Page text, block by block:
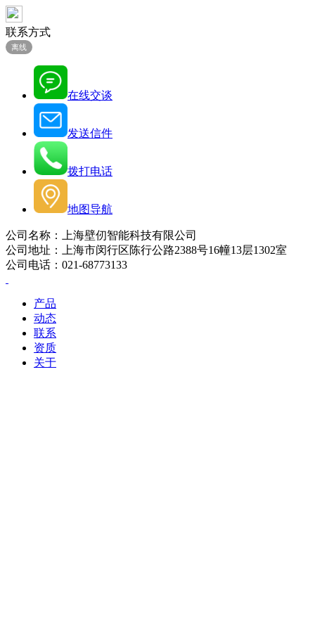
联系方式
离线
在线交谈
发送信件
拨打电话
地图导航
公司名称：上海壁仞智能科技有限公司
公司地址：上海市闵行区陈行公路2388号16幢13层1302室
公司电话：021-68773133
产品
动态
联系
资质
关于